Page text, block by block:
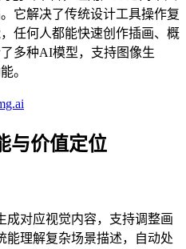
它解决了传统设计工具操作复
任何人都能快速创作插画、概
多种AI模型，支持图像生
。
与价值定位
成对应视觉内容，支持调整画
能理解复杂场景描述，自动处